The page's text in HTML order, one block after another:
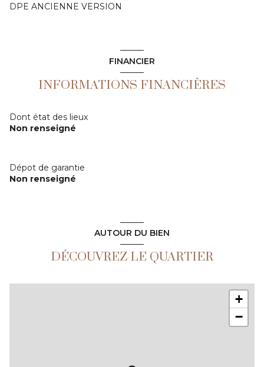
DPE ANCIENNE VERSION
FINANCIER
INFORMATIONS FINANCIÈRES
Dont état des lieux
Non renseigné
Dépot de garantie
Non renseigné
AUTOUR DU BIEN
DÉCOUVREZ LE QUARTIER
+
−